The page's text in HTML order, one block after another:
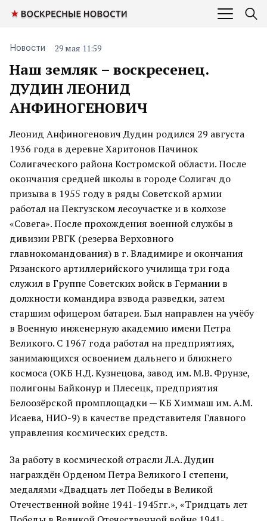
Наш земляк – воскресенец.
ДУДИН ЛЕОНИД
АНФИНОГЕНОВИЧ
Новости 29 мая 11:59
Леонид Анфиногенович Дудин родился 29 августа
1936 года в деревне Харитонов Пачинок
Солигаческого района Костромской области. После
окончания средней школы в городе Солигач до
призыва в 1955 году в ряды Советской армии
работал на Пекгузском лесоучастке и в колхозе
«Совега». После прохождения военной службы в
дивизии РВГК (резерва Верховного
главнокомандования) в г. Владимире и окончания
Рязанского артиллерийского училища три года
служил в Группе Советских войск в Германии в
должности командира взвода разведки, затем
старшим офицером батареи. Был направлен на учёбу
в Военную инженерную академию имени Петра
Великого. С 1967 года работал на предприятиях,
занимающихся освоением дальнего и ближнего
космоса (ОКБ Н.Д. Кузнецова, завод им. М.В. Фрунзе,
полигоны Байконур и Плесецк, предприятия
Белоозёрской промплощадки — КБ Химмаш им. А.М.
Исаева, НИО-9) в качестве представителя Главного
управления космических средств.
За работу в космической отрасли Л.А. Дудин
награждён Орденом Петра Великого I степени,
медалями «Двадцать лет Победы в Великой
Отечественной войне 1941-1945гг.», «Тридцать лет